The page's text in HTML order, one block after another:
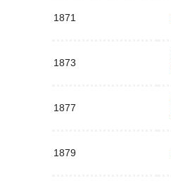
1871
1873
1877
1879